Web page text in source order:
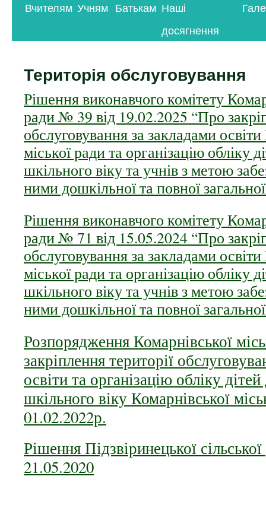
контенту
Вчителям Учням Батькам Наші
досягнення
Територія обслуговування
Рішення виконавчого комітету
ради № 39 від 19.02.2025 “Про
обслуговування за закладами
міської ради та організацію обліку
шкільного віку та учнів з метою
ними дошкільної та повної
Рішення виконавчого комітету
ради № 71 від 15.05.2024 “Про
обслуговування за закладами
міської ради та організацію обліку
шкільного віку та учнів з метою
ними дошкільної та повної
Розпорядження Комарнівської
закріплення території
освіти та організацію обліку
шкільного віку Комарнівської
01.02.2022р.
Рішення Підзвіринецької
21.05.2020